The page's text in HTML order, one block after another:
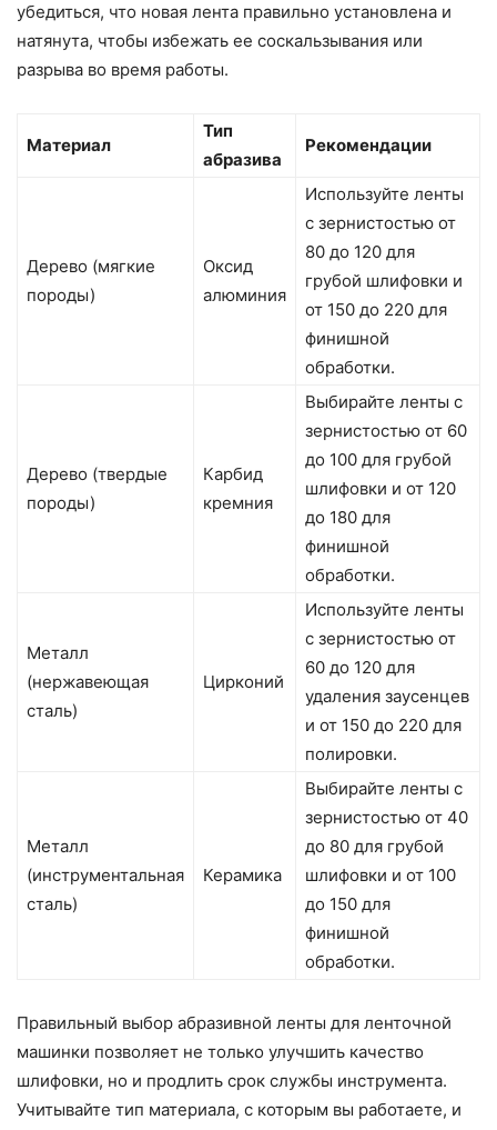
убедиться, что новая лента правильно установлена и
натянута, чтобы избежать ее соскальзывания или
разрыва во время работы.
Материал
Тип
абразива
Рекомендации
Дерево (мягкие
породы)
Оксид
алюминия
Используйте ленты
с зернистостью от
80 до 120 для
грубой шлифовки и
от 150 до 220 для
финишной
обработки.
Дерево (твердые
породы)
Карбид
кремния
Выбирайте ленты с
зернистостью от 60
до 100 для грубой
шлифовки и от 120
до 180 для
финишной
обработки.
Металл
(нержавеющая
сталь)
Цирконий
Используйте ленты
с зернистостью от
60 до 120 для
удаления заусенцев
и от 150 до 220 для
полировки.
Металл
(инструментальная
сталь)
Керамика
Выбирайте ленты с
зернистостью от 40
до 80 для грубой
шлифовки и от 100
до 150 для
финишной
обработки.
Правильный выбор абразивной ленты для ленточной
машинки позволяет не только улучшить качество
шлифовки, но и продлить срок службы инструмента.
Учитывайте тип материала, с которым вы работаете, и